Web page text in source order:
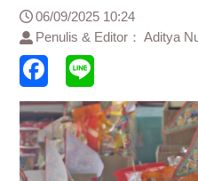
06/09/2025 10:24
Penulis & Editor： Aditya